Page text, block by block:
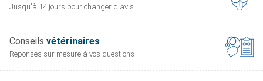
Jusqu'à 14 jours pour changer d'avis
Conseils vétérinaires
Réponses sur mesure à vos questions